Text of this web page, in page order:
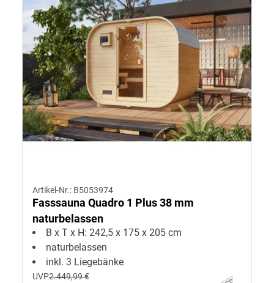
Artikel-Nr.: B5053974
Fasssauna Quadro 1 Plus 38 mm
naturbelassen
B x T x H: 242,5 x 175 x 205 cm
naturbelassen
inkl. 3 Liegebänke
UVP2.449,99 €